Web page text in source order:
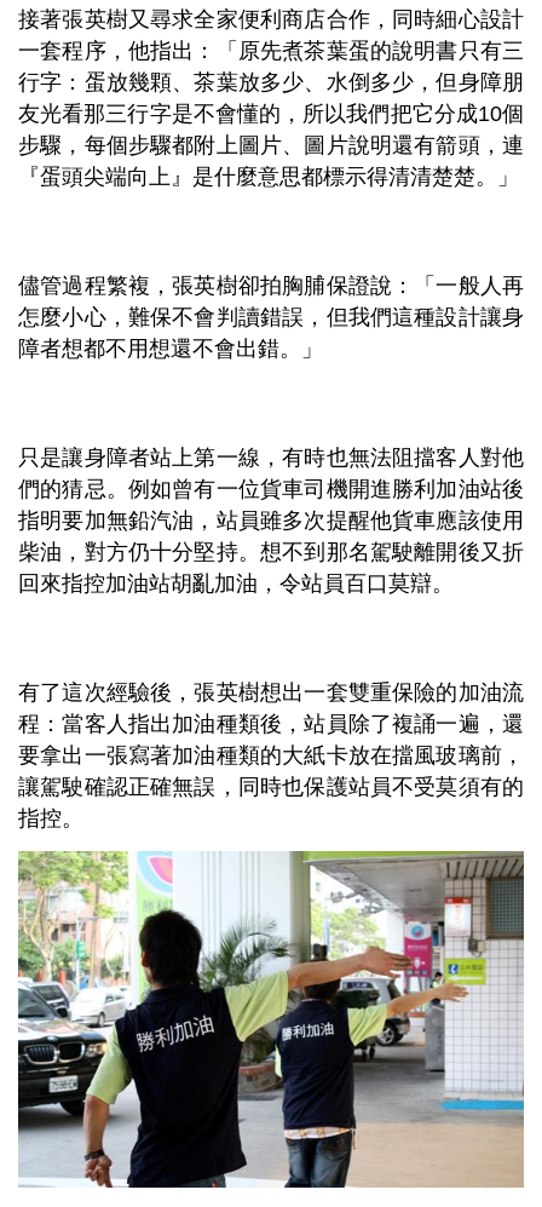
接著張英樹又尋求全家便利商店合作，同時細心設計
一套程序，他指出：「原先煮茶葉蛋的說明書只有三
行字：蛋放幾顆、茶葉放多少、水倒多少，但身障朋
友光看那三行字是不會懂的，所以我們把它分成10個
步驟，每個步驟都附上圖片、圖片說明還有箭頭，連
『蛋頭尖端向上』是什麼意思都標示得清清楚楚。」
儘管過程繁複，張英樹卻拍胸脯保證說：「一般人再
怎麼小心，難保不會判讀錯誤，但我們這種設計讓身
障者想都不用想還不會出錯。」
只是讓身障者站上第一線，有時也無法阻擋客人對他
們的猜忌。例如曾有一位貨車司機開進勝利加油站後
指明要加無鉛汽油，站員雖多次提醒他貨車應該使用
柴油，對方仍十分堅持。想不到那名駕駛離開後又折
回來指控加油站胡亂加油，令站員百口莫辯。
有了這次經驗後，張英樹想出一套雙重保險的加油流
程：當客人指出加油種類後，站員除了複誦一遍，還
要拿出一張寫著加油種類的大紙卡放在擋風玻璃前，
讓駕駛確認正確無誤，同時也保護站員不受莫須有的
指控。